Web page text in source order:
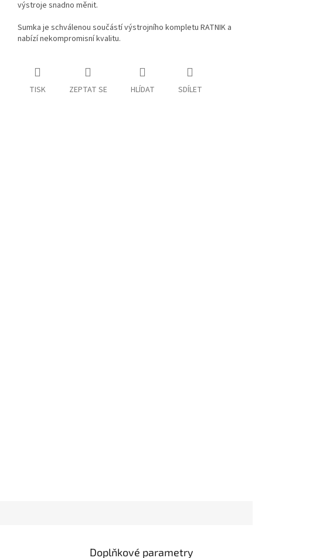
výstroje snadno měnit.
Sumka je schválenou součástí výstrojního kompletu RATNIK a
nabízí nekompromisní kvalitu.
TISK ZEPTAT SE HLÍDAT SDÍLET
Doplňkové parametry